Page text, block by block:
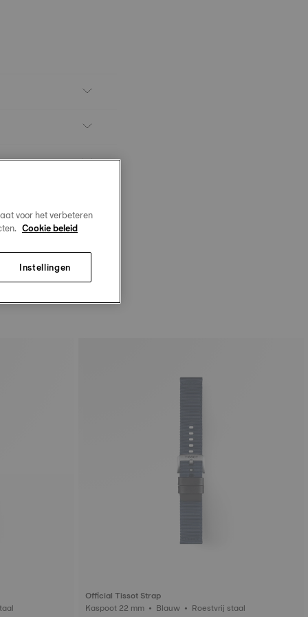
staal
Official Tissot Strap
Kaspoot 22 mm • Blauw • Roestvrij staal
voor het verbeteren
Cookie beleid
Instellingen